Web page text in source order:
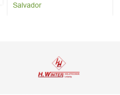
Salvador